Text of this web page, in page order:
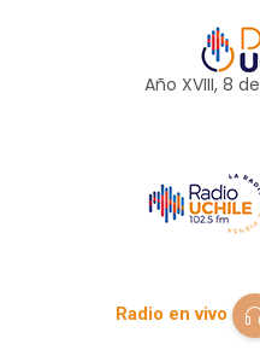
Año XVIII, 8 de
Radio en vivo